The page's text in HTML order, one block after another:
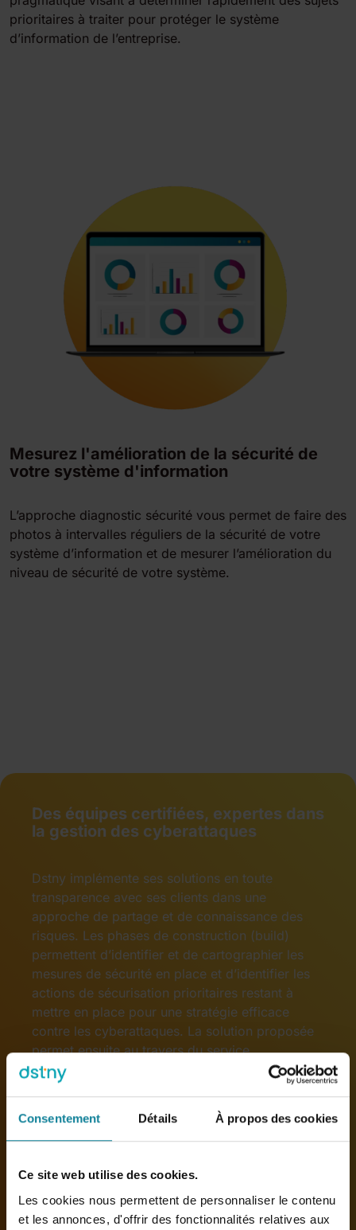
Consentement Détails À propos des cookies
Ce site web utilise des cookies.
Les cookies nous permettent de personnaliser le contenu
et les annonces, d'offrir des fonctionnalités relatives aux
prioritaires à traiter pour protéger le système
d’information de l’entreprise.
Mesurez l'amélioration de la sécurité de
votre système d'information
L’approche diagnostic sécurité vous permet de faire des
photos à intervalles réguliers de la sécurité de votre
système d’information et de mesurer l’amélioration du
niveau de sécurité de votre système.
Des équipes certifiées, expertes dans
la gestion des cyberattaques
Dstny implémente ses solutions en toute
transparence avec ses clients dans une
approche de partage et de connaissance des
risques. Les phases de construction (build)
permettent d’identifier et de cartographier les
mesures de sécurité en place et d’identifier les
actions de sécurisation prioritaires restant à
mettre en place pour une stratégie efficace
contre les cyberattaques. La solution proposée
permet ensuite au travers du service
« d’Exploitation des événements de Sécurité »
d’obtenir un regard spécialisé sur les
événements remontés par les outils en place,
limitant ainsi la sollicitation de vos équipes
internes.
Rappelez-moi